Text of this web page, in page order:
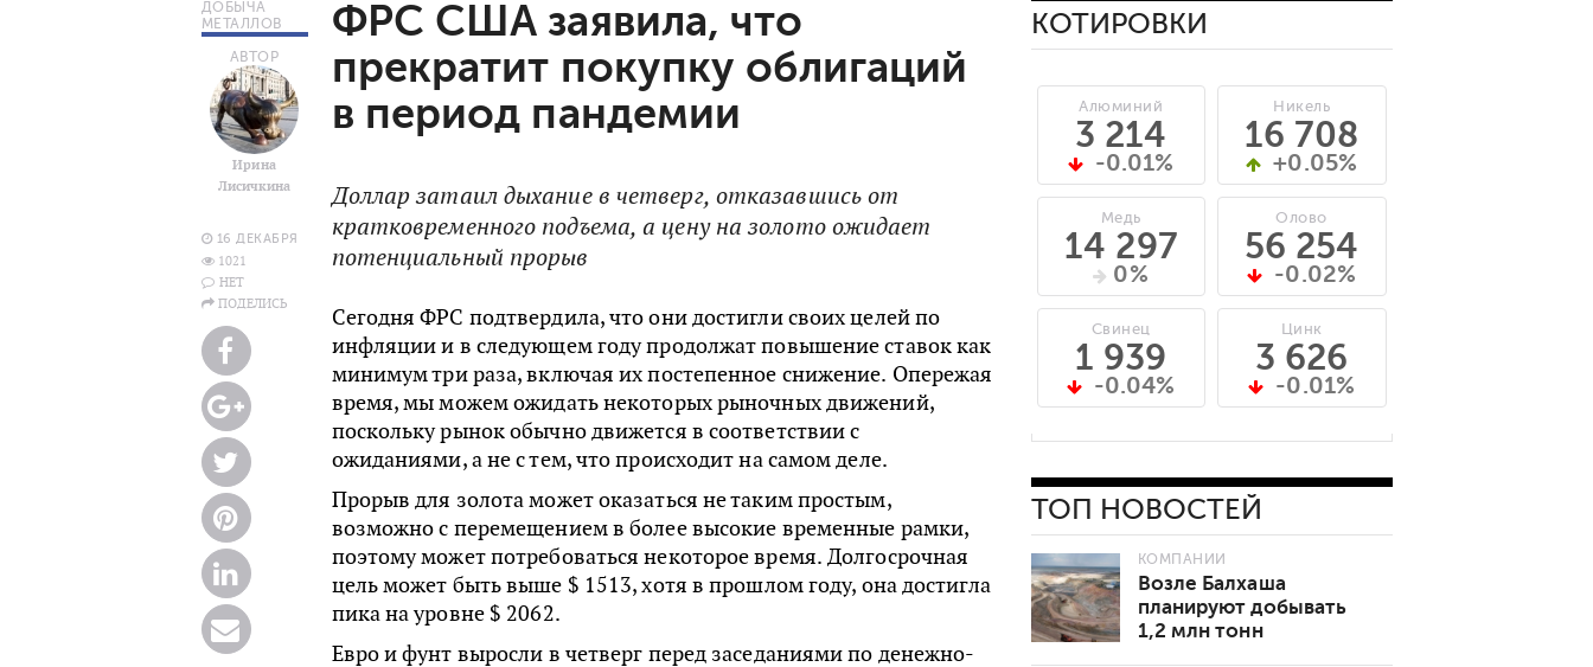
ДОБЫЧА
МЕТАЛЛОВ
АВТОР
Ирина
Лисичкина
16 ДЕКАБРЯ
1021
НЕТ
ПОДЕЛИСЬ
ФРС США заявила, что
прекратит покупку облигаций
в период пандемии
Доллар затаил дыхание в четверг, отказавшись от
кратковременного подъема, а цену на золото ожидает
потенциальный прорыв
Сегодня ФРС подтвердила, что они достигли своих целей по
инфляции и в следующем году продолжат повышение ставок как
минимум три раза, включая их постепенное снижение. Опережая
время, мы можем ожидать некоторых рыночных движений,
поскольку рынок обычно движется в соответствии с
ожиданиями, а не с тем, что происходит на самом деле.
Прорыв для золота может оказаться не таким простым,
возможно с перемещением в более высокие временные рамки,
поэтому может потребоваться некоторое время. Долгосрочная
цель может быть выше $ 1513, хотя в прошлом году, она достигла
пика на уровне $ 2062.
Евро и фунт выросли в четверг перед заседаниями по денежно-
КОТИРОВКИ
Алюминий
3 214
-0.01%
Медь
14 297
0%
Свинец
1 939
-0.04%
Никель
16 708
+0.05%
Олово
56 254
-0.02%
Цинк
3 626
-0.01%
ТОП НОВОСТЕЙ
КОМПАНИИ
Возле Балхаша
планируют добывать
1,2 млн тонн